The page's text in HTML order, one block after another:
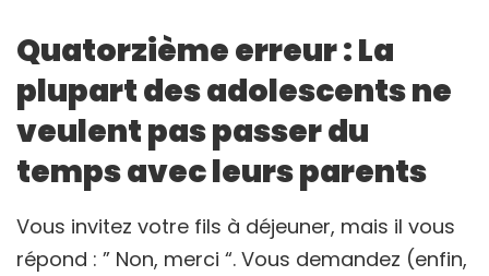
Quatorzième erreur : La
plupart des adolescents ne
veulent pas passer du
temps avec leurs parents
Vous invitez votre fils à déjeuner, mais il vous
répond : ” Non, merci “. Vous demandez (enfin,